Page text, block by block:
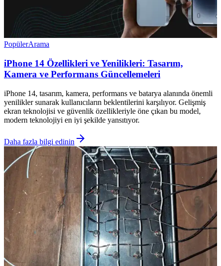
PopülerArama
iPhone 14 Özellikleri ve Yenilikleri: Tasarım,
Kamera ve Performans Güncellemeleri
iPhone 14, tasarım, kamera, performans ve batarya alanında önemli
yenilikler sunarak kullanıcıların beklentilerini karşılıyor. Gelişmiş
ekran teknolojisi ve güvenlik özellikleriyle öne çıkan bu model,
modern teknolojiyi en iyi şekilde yansıtıyor.
Daha fazla bilgi edinin